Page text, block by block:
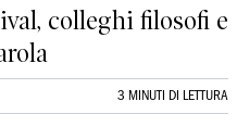
colleghi filosofi e
3 MINUTI DI LETTURA